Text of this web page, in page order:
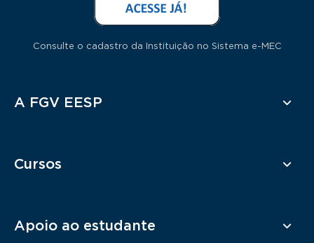
Consulte o cadastro da Instituição no Sistema e-MEC
Rodapé
A FGV EESP
Cursos
Apoio ao estudante